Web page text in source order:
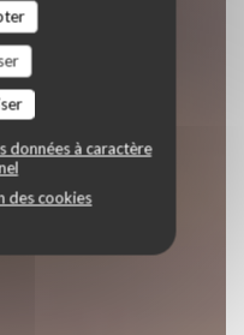
données à caractère
des cookies